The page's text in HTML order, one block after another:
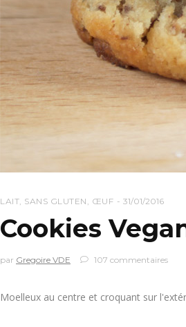
LAIT, SANS GLUTEN , ŒUF 31/01/2016
Cookies
par Gregoire VDE 107 commentaires
Moelleux au centre et croquant sur